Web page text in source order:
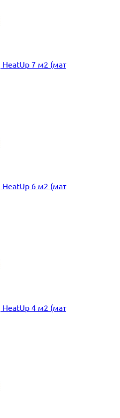
HeatUp 7 м2 (мат
HeatUp 6 м2 (мат
HeatUp 4 м2 (мат